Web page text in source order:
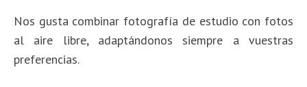
Nos gusta combinar fotografía de estudio con fotos
al aire libre, adaptándonos siempre a vuestras
preferencias.